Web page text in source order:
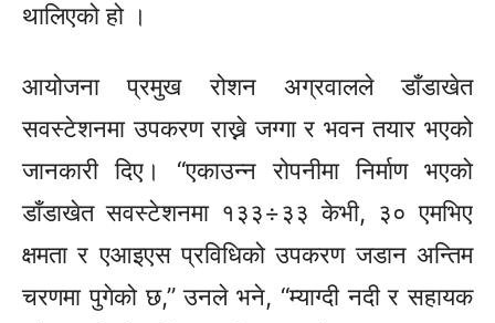
थालिएको हो ।
आयोजना प्रमुख रोशन अग्रवालले डाँडाखेत
सवस्टेशनमा उपकरण राख्ने जग्गा र भवन तयार भएको
जानकारी दिए। “एकाउन्न रोपनीमा निर्माण भएको
डाँडाखेत सवस्टेशनमा १३३÷३३ केभी, ३० एमभिए
क्षमता र एआइएस प्रविधिको उपकरण जडान अन्तिम
चरणमा पुगेको छ,” उनले भने, “म्याग्दी नदी र सहायक